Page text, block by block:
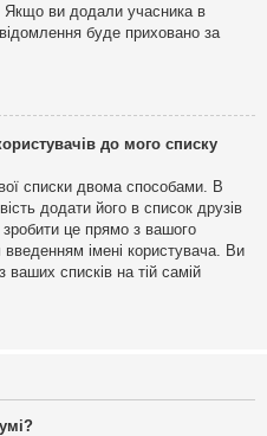
Якщо ви додали учасника в
буде приховано за
до мого списку
списки двома способами. В
додати його в список друзів
це прямо з вашого
введенням імені користувача. Ви
списків на тій самій